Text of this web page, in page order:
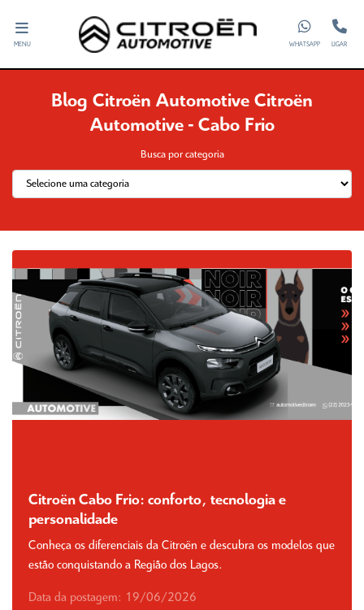
MENU WHATSAPP LIGAR
Blog Citroën Automotive Citroën
Automotive - Cabo Frio
Busca por categoria
Citroën Cabo Frio: conforto, tecnologia e
personalidade
Conheça os diferenciais da Citroën e descubra os modelos que
estão conquistando a Região dos Lagos.
Data da postagem: 19/06/2026